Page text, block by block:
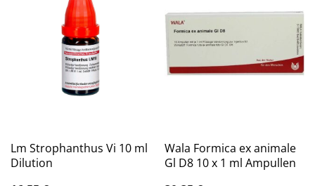
Lm Strophanthus Vi 10 ml
Dilution
Wala Formica ex animale
Gl D8 10 x 1 ml Ampullen